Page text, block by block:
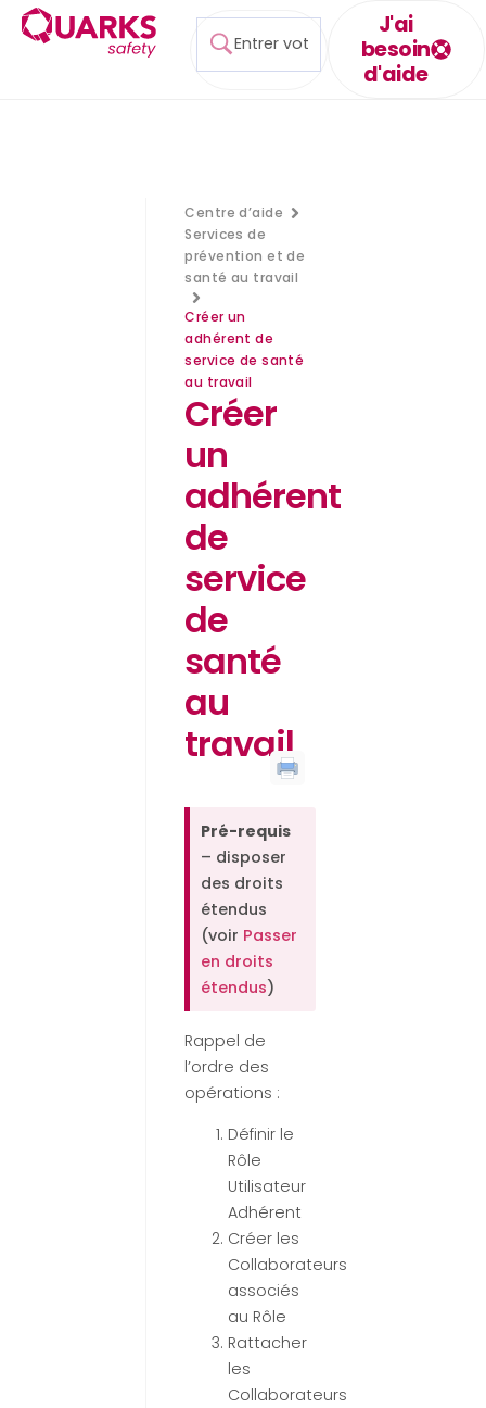
J'ai
besoin
d'aide
Centre d’aide
Services de
prévention et de
santé au travail
Créer un
adhérent de
service de santé
au travail
Créer
un
adhérent
de
service
de
santé
au
travail
Pré-requis
– disposer
des droits
étendus
(voir Passer
en droits
étendus)
Rappel de
l’ordre des
opérations :
Définir le
Rôle
Utilisateur
Adhérent
Créer les
Collaborateurs
associés
au Rôle
Rattacher
les
Collaborateurs